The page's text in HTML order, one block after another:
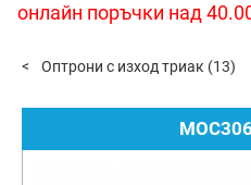
онлайн поръчки над
Оптрони с изход триак (13)